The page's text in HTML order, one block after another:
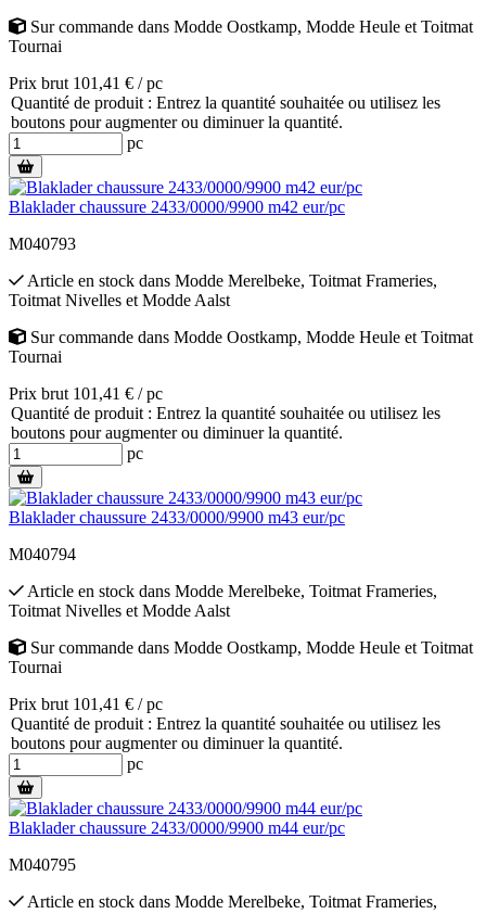
Sur commande dans Modde Oostkamp, Modde Heule et Toitmat
Tournai
Prix brut 101,41 € / pc
Quantité de produit : Entrez la quantité souhaitée ou utilisez les
boutons pour augmenter ou diminuer la quantité.
pc
Blaklader chaussure 2433/0000/9900 m42 eur/pc
M040793
Article en stock dans Modde Merelbeke, Toitmat Frameries,
Toitmat Nivelles et Modde Aalst
Sur commande dans Modde Oostkamp, Modde Heule et Toitmat
Tournai
Prix brut 101,41 € / pc
Quantité de produit : Entrez la quantité souhaitée ou utilisez les
boutons pour augmenter ou diminuer la quantité.
pc
Blaklader chaussure 2433/0000/9900 m43 eur/pc
M040794
Article en stock dans Modde Merelbeke, Toitmat Frameries,
Toitmat Nivelles et Modde Aalst
Sur commande dans Modde Oostkamp, Modde Heule et Toitmat
Tournai
Prix brut 101,41 € / pc
Quantité de produit : Entrez la quantité souhaitée ou utilisez les
boutons pour augmenter ou diminuer la quantité.
pc
Blaklader chaussure 2433/0000/9900 m44 eur/pc
M040795
Article en stock dans Modde Merelbeke, Toitmat Frameries,